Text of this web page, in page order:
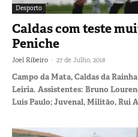
Desporto
Caldas com teste
Peniche
Joel Ribeiro - 27 de Julho, 2018
Campo da Mata, Caldas da
Leiria. Assistentes: Bruno
Luís Paulo; Juvenal, Militão, Rui